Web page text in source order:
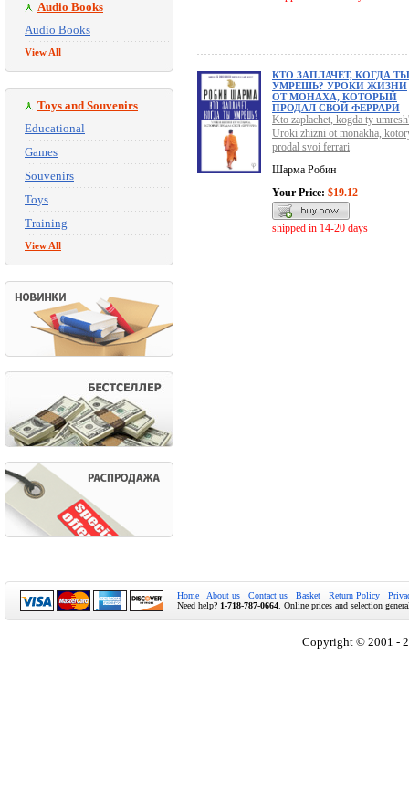
Audio Books
Audio Books
View All
Toys and Souvenirs
Educational
Games
Souvenirs
Toys
Training
View All
КТО ЗАПЛАЧЕТ, КОГДА ТЫ
УМРЕШЬ? УРОКИ ЖИЗНИ
ОТ МОНАХА, КОТОРЫЙ
ПРОДАЛ СВОЙ ФЕРРАРИ
Kto zaplachet, kogda ty
Uroki zhizni ot monakha,
prodal svoi ferrari
Шарма Робин
Your Price: $19.12
shipped in 14-20 days
Home About us Contact us Basket Return Policy
Need help? 1-718-787-0664 . Online prices and selection
Copyright © 2001 -